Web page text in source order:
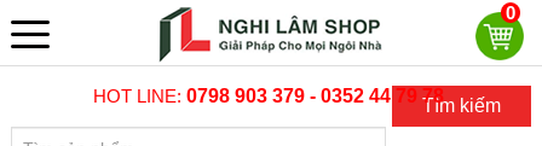
0
HOT LINE:0798 903 379 - 0352 44 79 78Tìm kiếm